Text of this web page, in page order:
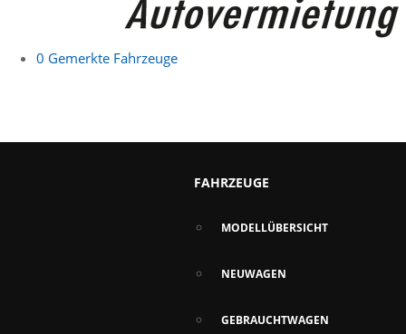
FAHRZEUGE
MODELLÜBERSICHT
NEUWAGEN
GEBRAUCHTWAGEN
0 Gemerkte Fahrzeuge